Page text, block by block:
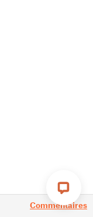
Commentaires